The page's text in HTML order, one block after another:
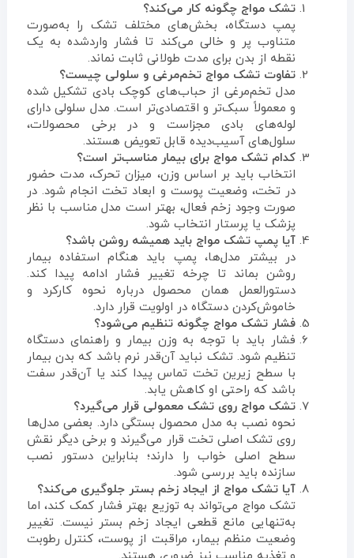
تشک مواج چگونه کار می‌کند؟
پمپ دستگاه، بخش‌های مختلف تشک را به‌صورت
متناوب پر و خالی می‌کند تا فشار واردشده به یک
نقطه از بدن برای مدت طولانی ثابت نماند.
تفاوت تشک مواج تخم‌مرغی و سلولی چیست؟
مدل تخم‌مرغی از حباب‌های کوچک بادی تشکیل شده
و معمولاً سبک‌تر و اقتصادی‌تر است. مدل سلولی دارای
لوله‌های بادی مجزاست و در برخی محصولات،
سلول‌های آسیب‌دیده قابل تعویض هستند.
کدام تشک مواج برای بیمار مناسب‌تر است؟
انتخاب باید بر اساس وزن، میزان تحرک، مدت حضور
در تخت، وضعیت پوست و ابعاد تخت انجام شود. در
صورت وجود زخم فعال، بهتر است مدل مناسب با نظر
پزشک یا پرستار انتخاب شود.
آیا پمپ تشک مواج باید همیشه روشن باشد؟
در بیشتر مدل‌ها، پمپ باید هنگام استفاده بیمار
روشن بماند تا چرخه تغییر فشار ادامه پیدا کند.
دستورالعمل همان محصول درباره نحوه کارکرد و
خاموش‌کردن دستگاه در اولویت قرار دارد.
فشار تشک مواج چگونه تنظیم می‌شود؟
فشار باید با توجه به وزن بیمار و راهنمای دستگاه
تنظیم شود. تشک نباید آن‌قدر نرم باشد که بدن بیمار
با سطح زیرین تخت تماس پیدا کند یا آن‌قدر سفت
باشد که راحتی او کاهش یابد.
تشک مواج روی تشک معمولی قرار می‌گیرد؟
نحوه نصب به مدل محصول بستگی دارد. بعضی مدل‌ها
روی تشک اصلی تخت قرار می‌گیرند و برخی دیگر نقش
سطح اصلی خواب را دارند؛ بنابراین دستور نصب
سازنده باید بررسی شود.
آیا تشک مواج از ایجاد زخم بستر جلوگیری می‌کند؟
تشک مواج می‌تواند به توزیع بهتر فشار کمک کند، اما
به‌تنهایی مانع قطعی ایجاد زخم بستر نیست. تغییر
وضعیت منظم بیمار، مراقبت از پوست، کنترل رطوبت